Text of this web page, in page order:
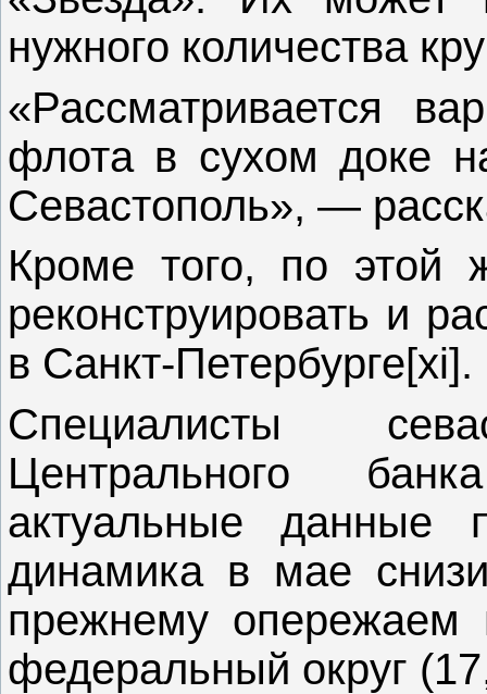
нужного количества
«Рассматривается
флота в сухом доке
Севастополь», —
Кроме того, по этой
реконструировать и
в Санкт-Петербурге[xi].
Специалисты
Центрального
актуальные данные
динамика в мае
прежнему
федеральный округ